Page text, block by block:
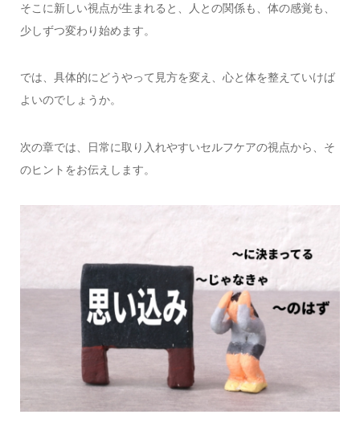
そこに新しい視点が生まれると、人との関係も、体の感覚も、
少しずつ変わり始めます。
では、具体的にどうやって見方を変え、心と体を整えていけば
よいのでしょうか。
次の章では、日常に取り入れやすいセルフケアの視点から、そ
のヒントをお伝えします。